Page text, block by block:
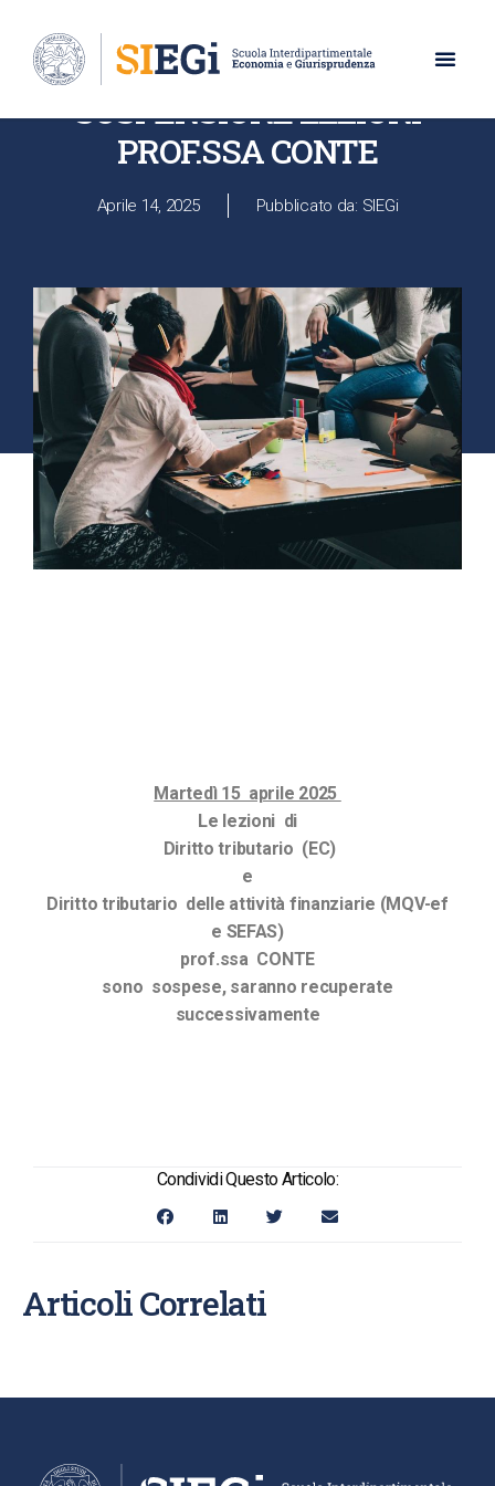
UNIVERSITÀ DEGLI STUDI DI NAPOLI PARTHENOPE
SOSPENSIONE LEZIONI
PROF.SSA CONTE
Aprile 14, 2025 Pubblicato da: SIEGi
Martedì 15 aprile 2025
Le lezioni di
Diritto tributario (EC)
e
Diritto tributario delle attività finanziarie (MQV-ef
e SEFAS)
prof.ssa CONTE
sono sospese, saranno recuperate
successivamente
Condividi Questo Articolo:
Articoli Correlati